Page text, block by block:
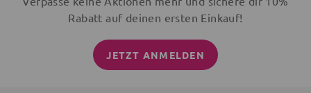
Rabatt auf deinen ersten Einkauf!
JETZT ANMELDEN